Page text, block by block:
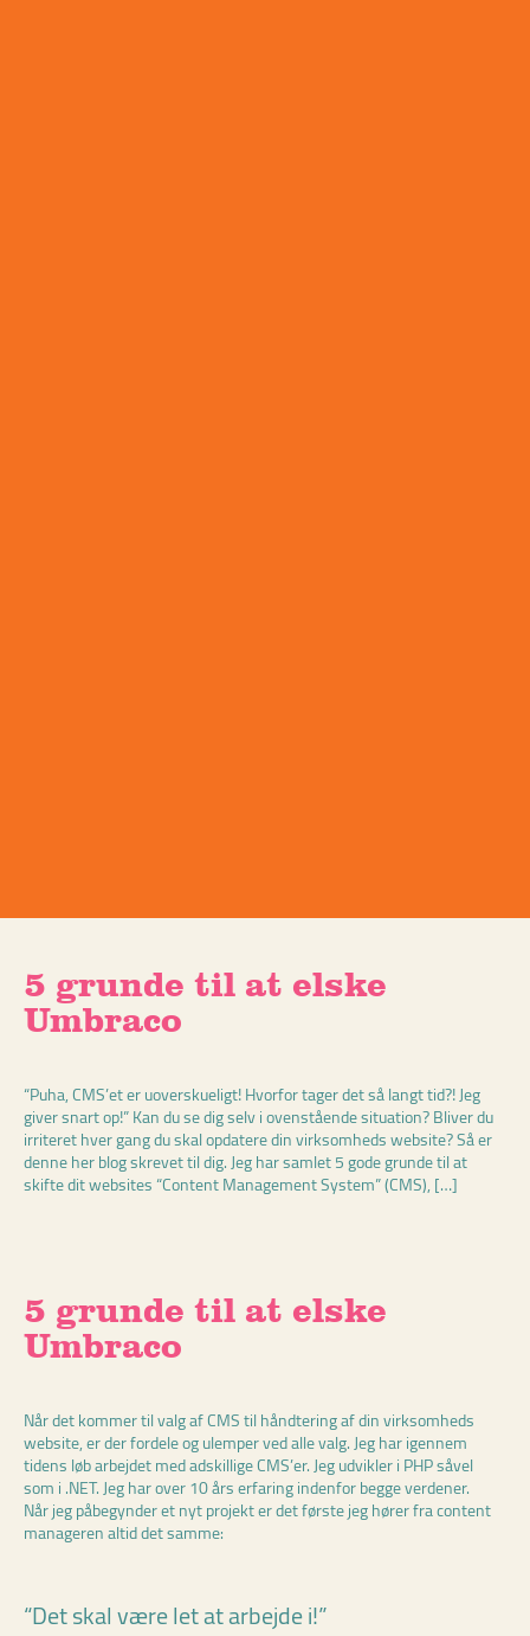
5 grunde til at elske
Umbraco
“Puha, CMS’et er uoverskueligt! Hvorfor tager det så langt tid?! Jeg
giver snart op!” Kan du se dig selv i ovenstående situation? Bliver du
irriteret hver gang du skal opdatere din virksomheds website? Så er
denne her blog skrevet til dig. Jeg har samlet 5 gode grunde til at
skifte dit websites “Content Management System” (CMS), […]
5 grunde til at elske
Umbraco
Når det kommer til valg af CMS til håndtering af din virksomheds
website, er der fordele og ulemper ved alle valg. Jeg har igennem
tidens løb arbejdet med adskillige CMS’er. Jeg udvikler i PHP såvel
som i .NET. Jeg har over 10 års erfaring indenfor begge verdener.
Når jeg påbegynder et nyt projekt er det første jeg hører fra content
manageren altid det samme:
“Det skal være let at arbejde i!”